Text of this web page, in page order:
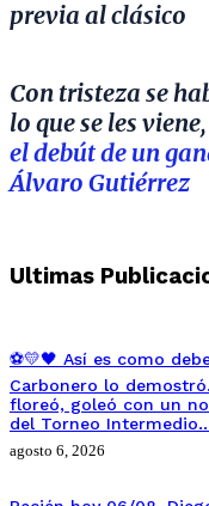
previa al clásico
Con tristeza se
lo que se les viene,
el debút de un
Álvaro Gutiérrez
Ultimas
⚽💛🖤 Así es como
Carbonero lo
floreó, goleó con un
del Torneo
agosto 6, 2026